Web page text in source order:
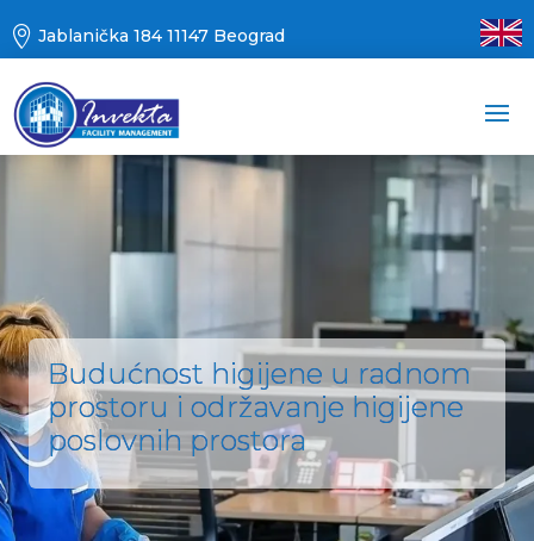
 Jablanička 184 11147 Beograd
Budućnost higijene u radnom
prostoru i održavanje higijene
poslovnih prostora